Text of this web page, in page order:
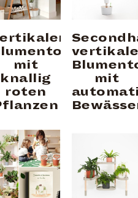
mit
knallig
roten
mit